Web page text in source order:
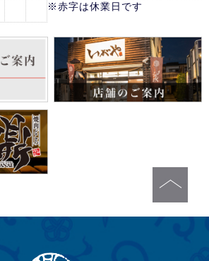
※赤字は休業日です